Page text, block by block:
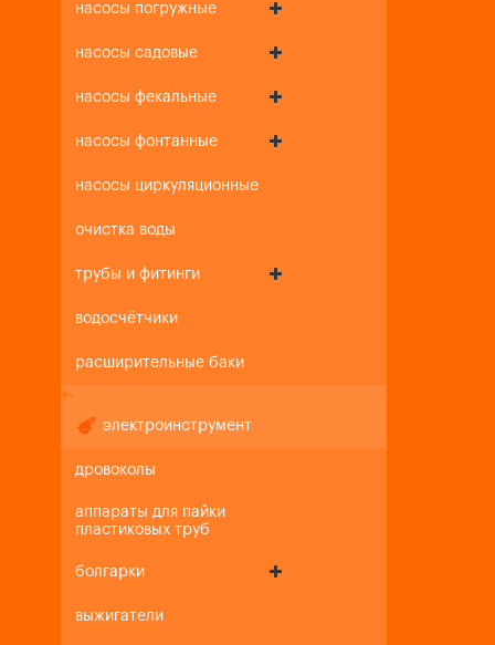
насосы погружные
насосы садовые
насосы фекальные
насосы фонтанные
насосы циркуляционные
очистка воды
трубы и фитинги
водосчётчики
расширительные баки
+-
электроинструмент
дровоколы
аппараты для пайки
пластиковых труб
болгарки
выжигатели